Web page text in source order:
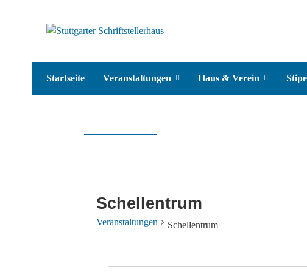
Startseite Veranstaltungen Haus & Verein
Schellentrum
Veranstaltungen Schellentrum